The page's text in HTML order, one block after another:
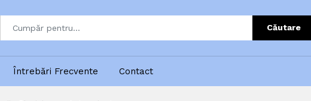
Căutare
Întrebări Frecvente Contact